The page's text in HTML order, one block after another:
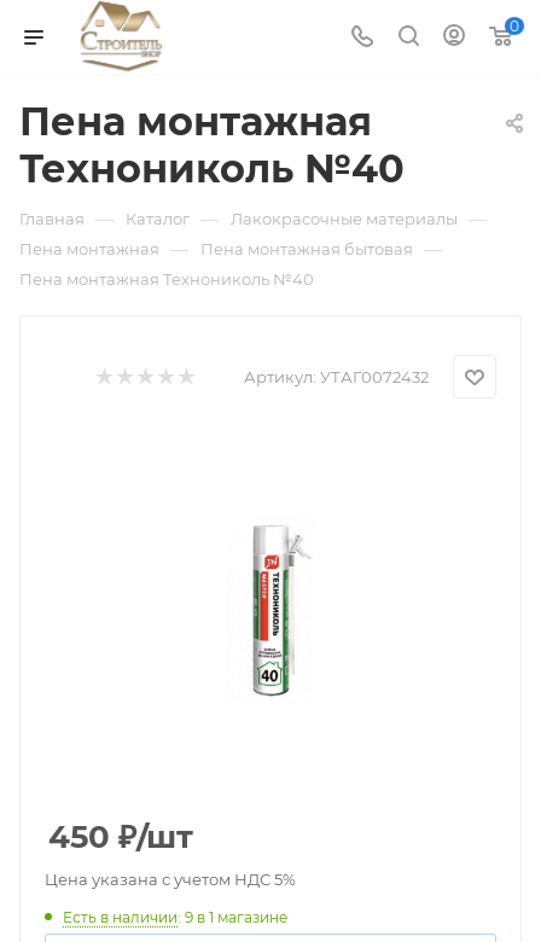
0
Пена монтажная
Технониколь №40
Главная — Каталог — Лакокрасочные материалы —
Пена монтажная — Пена монтажная бытовая —
Пена монтажная Технониколь №40
Артикул: УТАГ0072432
450 ₽/шт
Цена указана с учетом НДС 5%
Есть в наличии: 9 в 1 магазине